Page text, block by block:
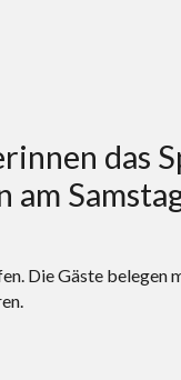
das
Die Gäste belegen